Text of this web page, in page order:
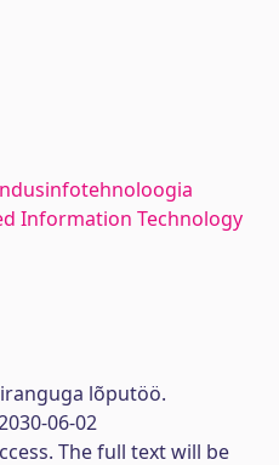
Information Technology
lõputöö.
06-02
The full text will be